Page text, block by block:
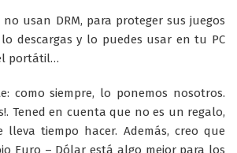
usan DRM, para proteger sus juegos
descargas y lo puedes usar en tu PC
portátil…
como siempre, lo ponemos nosotros.
Tened en cuenta que no es un regalo,
tiempo hacer. Además, creo que
Euro – Dólar está algo mejor para los